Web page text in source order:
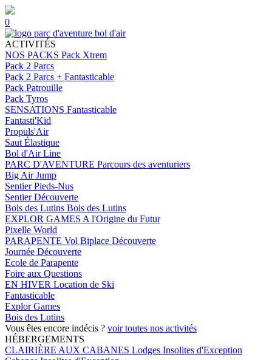
0
ACTIVITÉS
NOS PACKS Pack Xtrem
Pack 2 Parcs
Pack 2 Parcs + Fantasticable
Pack Patrouille
Pack Tyros
SENSATIONS Fantasticable
Fantasti'Kid
Propuls'Air
Saut Élastique
Bol d'Air Line
PARC D'AVENTURE Parcours des aventuriers
Big Air Jump
Sentier Pieds-Nus
Sentier Découverte
Bois des Lutins Bois des Lutins
EXPLOR GAMES A l'Origine du Futur
Pixelle World
PARAPENTE Vol Biplace Découverte
Journée Découverte
Ecole de Parapente
Foire aux Questions
EN HIVER Location de Ski
Fantasticable
Explor Games
Bois des Lutins
Vous êtes encore indécis ? voir toutes nos activités
HÉBERGEMENTS
CLAIRIÈRE AUX CABANES Lodges Insolites d'Exception